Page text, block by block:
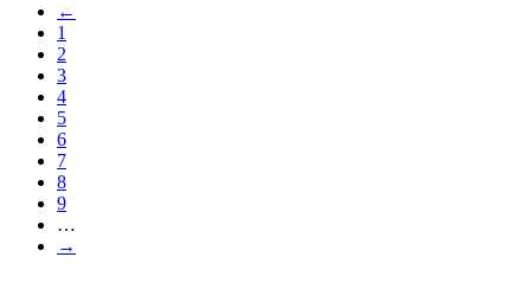
←
1
2
3
4
5
6
7
8
9
…
→